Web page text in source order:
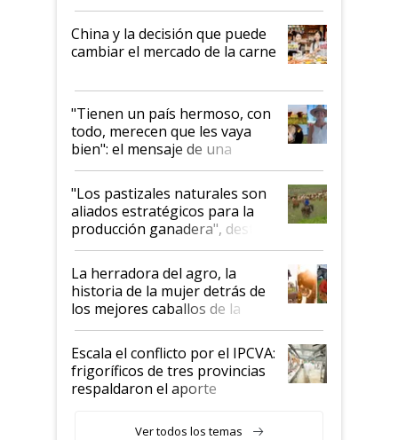
China y la decisión que puede
cambiar el mercado de la carne
"Tienen un país hermoso, con
todo, merecen que les vaya
bien": el mensaje de una
ganadera uruguaya sobre las
oportunidades que se abren
para el agro en Argentina, con
foco en la carne
"Los pastizales naturales son
aliados estratégicos para la
producción ganadera", destaca
la iniciativa que ya reúne a 46
establecimientos en Argentina
La herradora del agro, la
historia de la mujer detrás de
los mejores caballos de la
Argentina y los mitos que
todavía hacen sufrir a estos
animales: "Mientras me
descalificaban, yo seguí
haciendo currículum"
Escala el conflicto por el IPCVA:
frigoríficos de tres provincias
respaldaron el aporte
Ver todos los temas